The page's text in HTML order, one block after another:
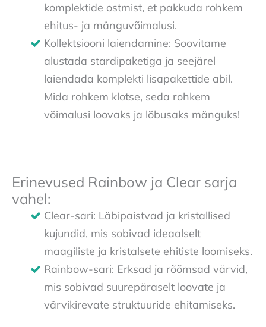
komplektide ostmist, et pakkuda rohkem
ehitus- ja mänguvõimalusi.
Kollektsiooni laiendamine: Soovitame
alustada stardipaketiga ja seejärel
laiendada komplekti lisapakettide abil.
Mida rohkem klotse, seda rohkem
võimalusi loovaks ja lõbusaks mänguks!
Erinevused Rainbow ja Clear sarja
vahel:
Clear-sari: Läbipaistvad ja kristallised
kujundid, mis sobivad ideaalselt
maagiliste ja kristalsete ehitiste loomiseks.
Rainbow-sari: Erksad ja rõõmsad värvid,
mis sobivad suurepäraselt loovate ja
värvikirevate struktuuride ehitamiseks.